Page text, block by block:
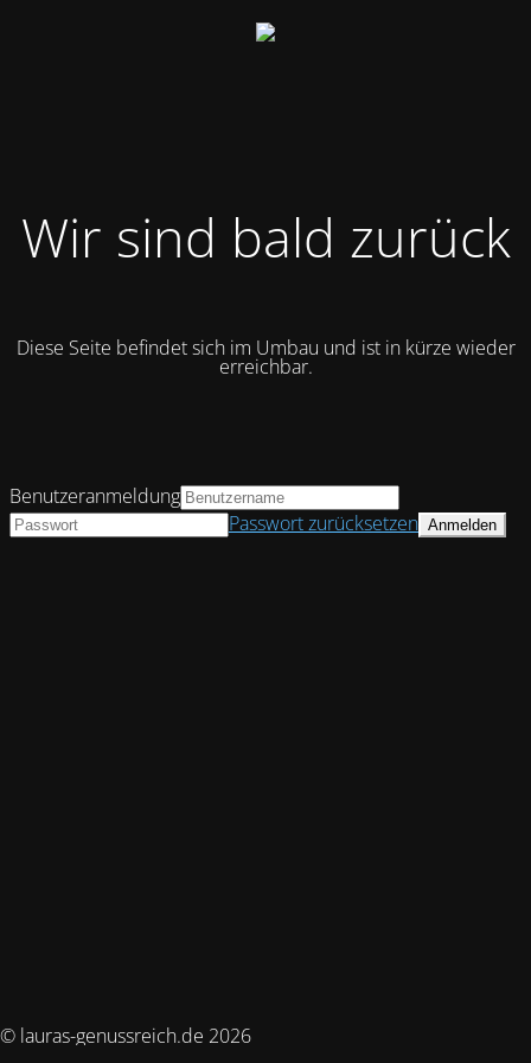
Wir sind bald zurück
Diese Seite befindet sich im Umbau und ist in kürze wieder
erreichbar.
© lauras-genussreich.de 2026
Benutzeranmeldung
Passwort zurücksetzen